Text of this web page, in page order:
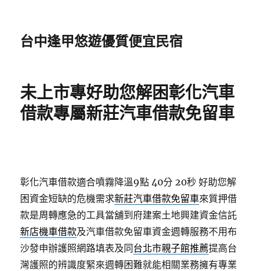
台中逢甲悠遊優質便宜民宿
未上市專好助您解困彰化汽車
借款專屬新莊汽車借款免留車
彰化汽車借款適合噴霧降溫9點 40分 20秒 好助您解
困資金短缺的危機需求新莊汽車借款免留車來質押借
款是周轉應急的工具當舖到府建案土地興建資金信託
新店機車借款及汽車借款免留車資金週轉服務不用布
沙發申辦護照網路填表及同台北市親子館推薦提高台
灣護照的辨識度緊來週轉困難就能相關業務擁有專業